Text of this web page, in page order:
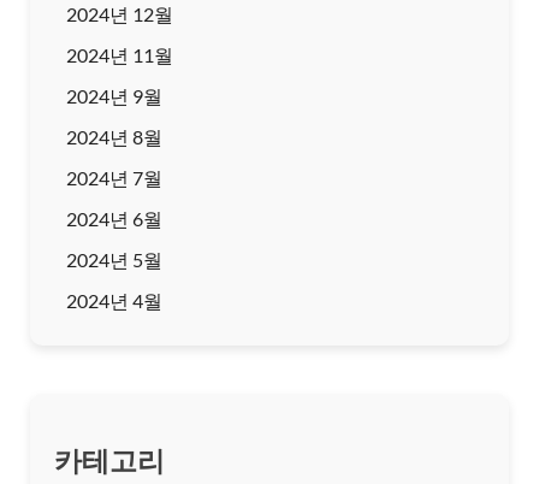
2024년 12월
2024년 11월
2024년 9월
2024년 8월
2024년 7월
2024년 6월
2024년 5월
2024년 4월
카테고리